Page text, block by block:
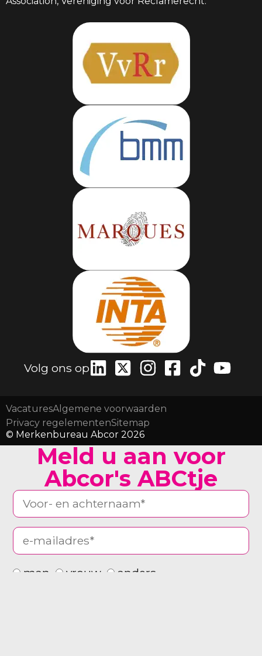
Volg ons op
VacaturesAlgemene voorwaarden
Privacy regelementenSitemap
© Merkenbureau Abcor 2026
Meld u aan voor
Abcor's ABCtje
man vrouw anders